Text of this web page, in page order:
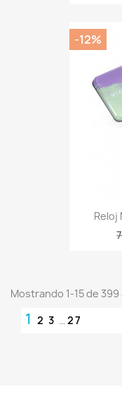
Reloj
-12%
Mostrando 1-15 de
1 2 3 … 27